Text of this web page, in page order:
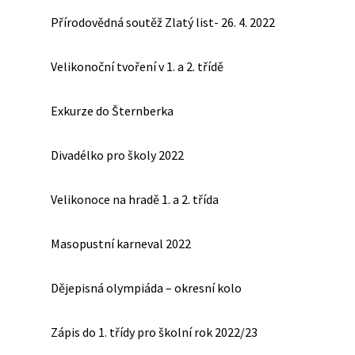
Přírodovědná soutěž Zlatý list- 26. 4. 2022
Velikonoční tvoření v 1. a 2. třídě
Exkurze do Šternberka
Divadélko pro školy 2022
Velikonoce na hradě 1. a 2. třída
Masopustní karneval 2022
Dějepisná olympiáda – okresní kolo
Zápis do 1. třídy pro školní rok 2022/23